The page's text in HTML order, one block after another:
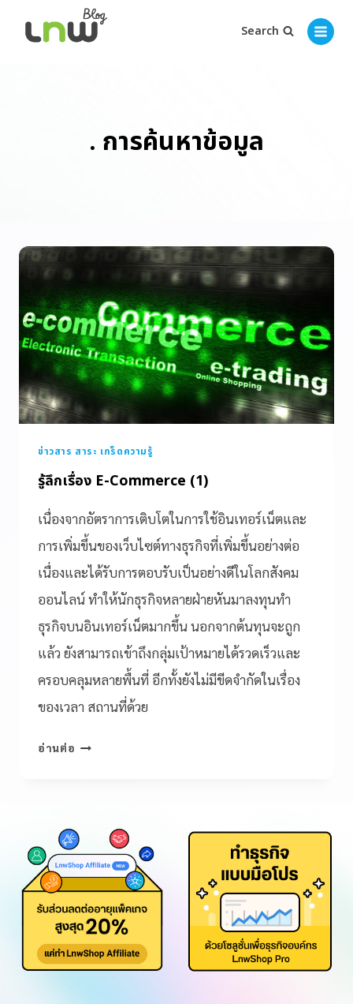
Search
. การค้นหาข้อมูล
ข่าวสาร สาระ เกร็ดความรู้
รู้ลึกเรื่อง E-Commerce (1)
เนื่องจากอัตราการเติบโตในการใช้อินเทอร์เน็ตและ
การเพิ่มขึ้นของเว็บไซต์ทางธุรกิจที่เพิ่มขึ้นอย่างต่อ
เนื่องและได้รับการตอบรับเป็นอย่างดีในโลกสังคม
ออนไลน์ ทำให้นักธุรกิจหลายฝ่ายหันมาลงทุนทำ
ธุรกิจบนอินเทอร์เน็ตมากขึ้น นอกจากต้นทุนจะถูก
แล้ว ยังสามารถเข้าถึงกลุ่มเป้าหมายได้รวดเร็วและ
ครอบคลุมหลายพื้นที่ อีกทั้งยังไม่มีขีดจำกัดในเรื่อง
ของเวลา สถานที่ด้วย
อ่านต่อ